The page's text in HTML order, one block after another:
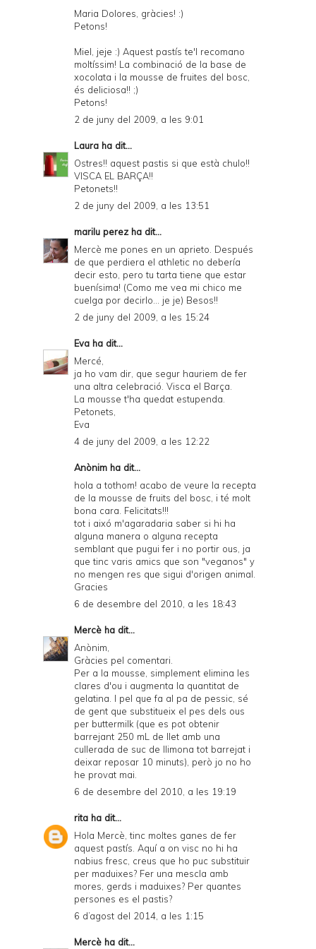
Maria Dolores, gràcies! :)
Petons!
Miel, jeje :) Aquest pastís te'l recomano
moltíssim! La combinació de la base de
xocolata i la mousse de fruites del bosc,
és deliciosa!! ;)
Petons!
2 de juny del 2009, a les 9:01
Laura ha dit...
Ostres!! aquest pastis si que està chulo!!
VISCA EL BARÇA!!
Petonets!!
2 de juny del 2009, a les 13:51
marilu perezha dit...
Mercè me pones en un aprieto. Después
de que perdiera el athletic no debería
decir esto, pero tu tarta tiene que estar
buenísima! (Como me vea mi chico me
cuelga por decirlo... je je) Besos!!
2 de juny del 2009, a les 15:24
Eva ha dit...
Mercé,
ja ho vam dir, que segur hauriem de fer
una altra celebració. Visca el Barça.
La mousse t'ha quedat estupenda.
Petonets,
Eva
4 de juny del 2009, a les 12:22
Anònim ha dit...
hola a tothom! acabo de veure la recepta
de la mousse de fruits del bosc, i té molt
bona cara. Felicitats!!!
tot i aixó m'agaradaria saber si hi ha
alguna manera o alguna recepta
semblant que pugui fer i no portir ous, ja
que tinc varis amics que son "veganos" y
no mengen res que sigui d'origen animal.
Gracies
6 de desembre del 2010, a les 18:43
Mercè ha dit...
Anònim,
Gràcies pel comentari.
Per a la mousse, simplement elimina les
clares d'ou i augmenta la quantitat de
gelatina. I pel que fa al pa de pessic, sé
de gent que substitueix el pes dels ous
per buttermilk (que es pot obtenir
barrejant 250 mL de llet amb una
cullerada de suc de llimona tot barrejat i
deixar reposar 10 minuts), però jo no ho
he provat mai.
6 de desembre del 2010, a les 19:19
rita ha dit...
Hola Mercè, tinc moltes ganes de fer
aquest pastís. Aquí a on visc no hi ha
nabius fresc, creus que ho puc substituir
per maduixes? Fer una mescla amb
mores, gerds i maduixes? Per quantes
persones es el pastis?
6 d’agost del 2014, a les 1:15
Mercè ha dit...